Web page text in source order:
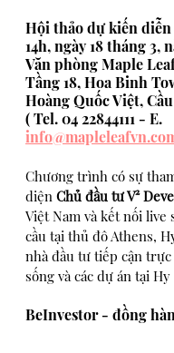
Hội thảo dự kiến diễn
14h, ngày 18 tháng 3,
Văn phòng Maple
Tầng 18, Hoa Binh
Hoàng Quốc Việt,
( Tel. 04 22844111 - E.
Chương trình có sự
diện Chủ đầu tư V²
Việt Nam và kết nối live
cầu tại thủ đô Athens,
nhà đầu tư tiếp cận
sống và các dự án tại Hy
BeInvestor - đồng